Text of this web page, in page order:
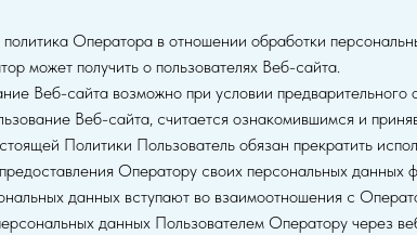
Оператора в отношении обработки
может получить о пользователях Веб-сайта.
Веб-сайта возможно при условии
Веб-сайта, считается ознакомившимся и
Политики Пользователь обязан прекратить
Оператору своих персональных данных
данных вступают во взаимоотношения с
данных Пользователем Оператору через